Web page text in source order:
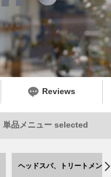
Reviews
単品メニュー selected
ヘッドスパ、トリートメント